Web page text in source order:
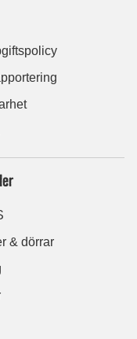
& dörrar